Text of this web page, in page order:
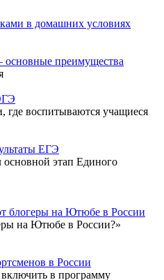
в домашних условиях
основные преимущества
где воспитываются учащиеся
ЕГЭ
основной этап Единого
блогеры на Ютюбе в России
на Ютюбе в России?»
в России
в программу